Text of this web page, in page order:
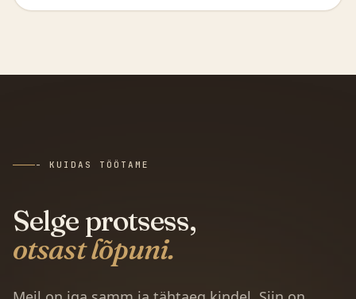
- KUIDAS TÖÖTAME
Selge protsess,
otsast lõpuni.